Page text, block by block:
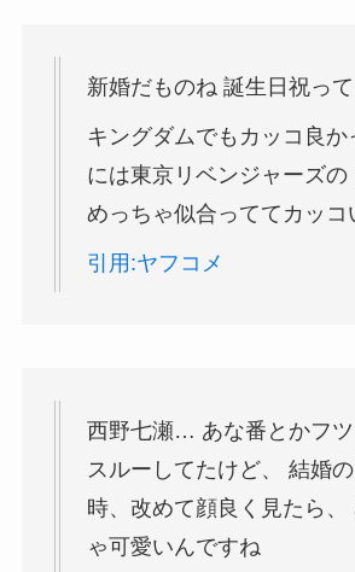
新婚だものね 誕生日祝って
キングダムでもカッコ良か
には東京リベンジャーズの
めっちゃ似合っててカッコ
引用:ヤフコメ
西野七瀬… あな番とかフ
スルーしてたけど、 結婚
時、改めて顔良く見たら、
ゃ可愛いんですね